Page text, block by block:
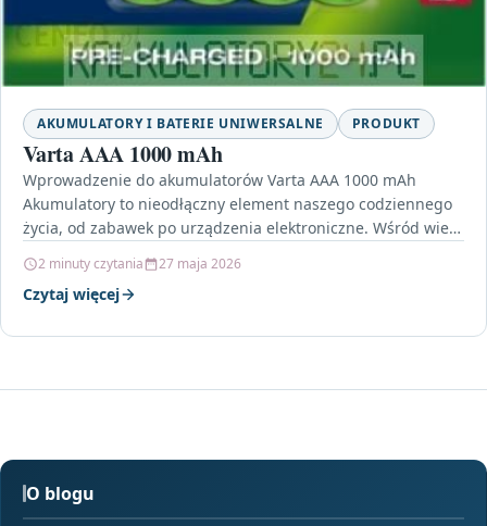
AKUMULATORY I BATERIE UNIWERSALNE PRODUKT
Varta AAA 1000 mAh
Wprowadzenie do akumulatorów Varta AAA 1000 mAh
Akumulatory to nieodłączny element naszego codziennego
życia, od zabawek po urządzenia elektroniczne. Wśród wielu
2 minuty czytania 27 maja 2026
Czytaj więcej
O blogu